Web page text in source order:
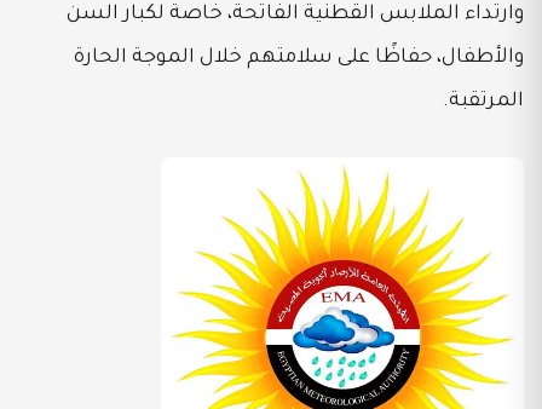
وارتداء الملابس القطنية الفاتحة، خاصة لكبار السن
والأطفال، حفاظًا على سلامتهم خلال الموجة الحارة
المرتقبة.